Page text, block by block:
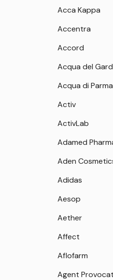
Acca Kappa
Accentra
Accord
Acqua del
Acqua di Parma
Activ
ActivLab
Adamed
Aden
Adidas
Aesop
Aether
Affect
Aflofarm
Agent